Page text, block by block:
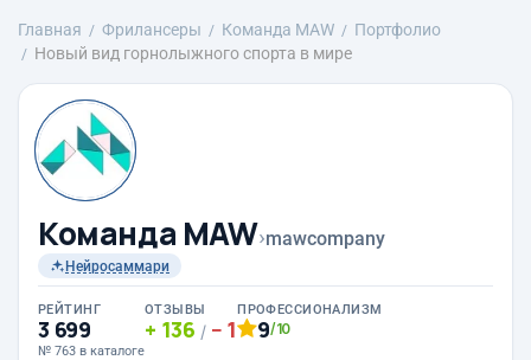
Главная Фрилансеры Команда MAW
Портфолио
Новый вид горнолыжного спорта в мире
Команда MAW›mawcompany
Нейросаммари
РЕЙТИНГ
3 699
№ 763 в каталоге
ОТЗЫВЫ
136 / 1
ПРОФЕССИОНАЛИЗМ
9/10